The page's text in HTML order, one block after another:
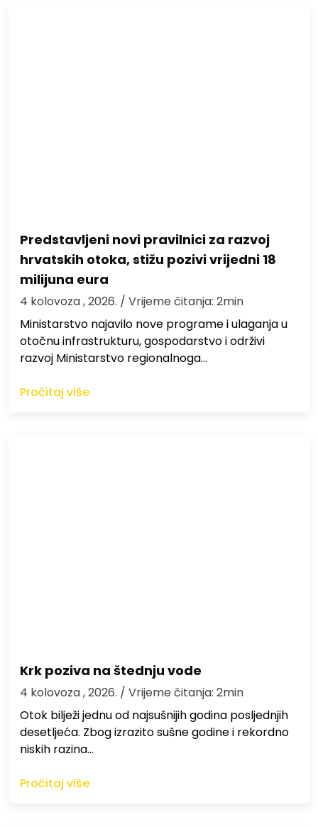
Predstavljeni novi pravilnici za razvoj
hrvatskih otoka, stižu pozivi vrijedni 18
milijuna eura
4 kolovoza , 2026. / Vrijeme čitanja: 2min
Ministarstvo najavilo nove programe i ulaganja u
otočnu infrastrukturu, gospodarstvo i održivi
razvoj Ministarstvo regionalnoga…
Pročitaj više
Krk poziva na štednju vode
4 kolovoza , 2026. / Vrijeme čitanja: 2min
Otok bilježi jednu od najsušnijih godina posljednjih
desetljeća. Zbog izrazito sušne godine i rekordno
niskih razina…
Pročitaj više